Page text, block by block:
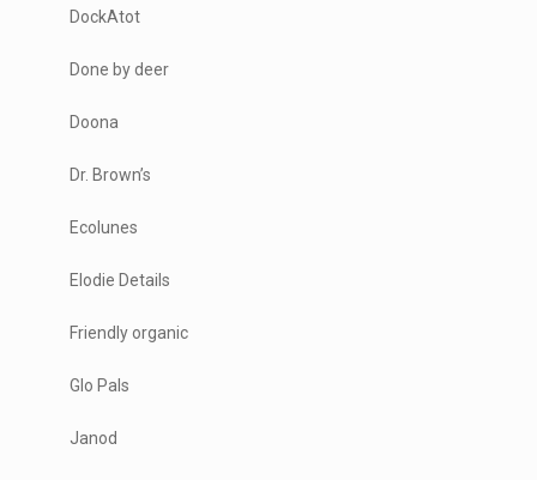
DockAtot
Done by deer
Doona
Dr. Brown’s
Ecolunes
Elodie Details
Friendly organic
Glo Pals
Janod